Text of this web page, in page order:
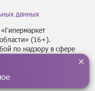
данных
(16+).
по надзору в сфере
за регистрационным
2011 г.